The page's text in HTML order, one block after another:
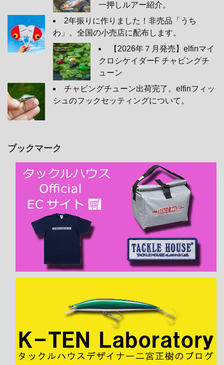
一押しルアー紹介。
2年振りに作りました！非売品「うち
わ」。全国の小売店に配布します。
【2026年７月発売】elfinマイ
クロシケイダーF チャビングチ
ューン
チャビングチューン出荷完了。elfinフィッ
シュのフックセッティングについて。
ブックマーク